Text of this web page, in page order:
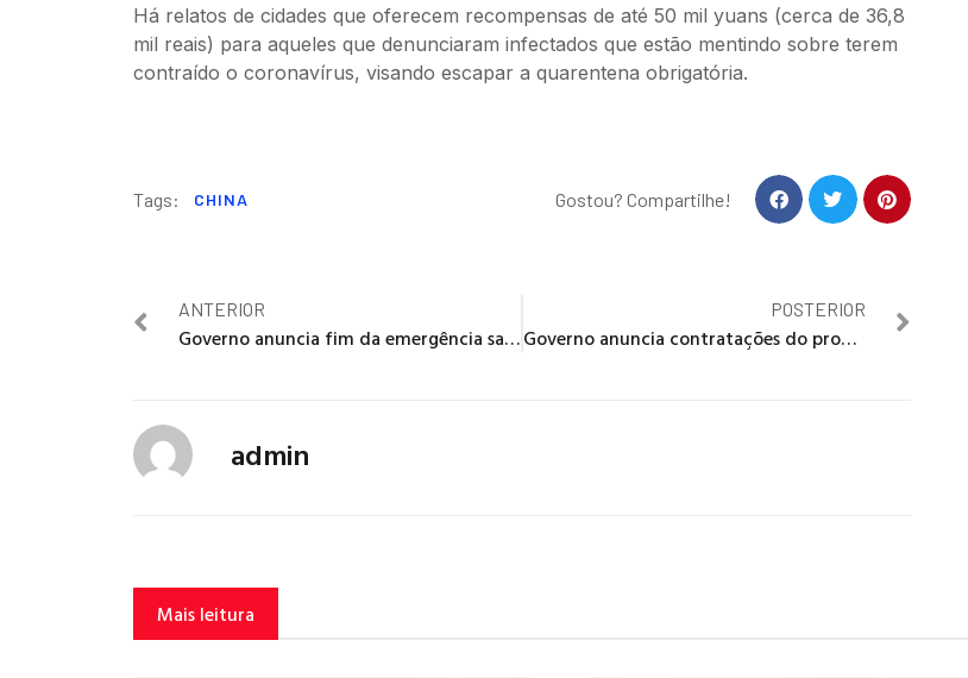
Há relatos de cidades que oferecem recompensas de até 50 mil yuans (cerca de 36,8
mil reais) para aqueles que denunciaram infectados que estão mentindo sobre terem
contraído o coronavírus, visando escapar a quarentena obrigatória.
Tags: CHINA Gostou? Compartilhe!
ANTERIOR
Governo anuncia fim da emergência sanitária por covid-19 no país
POSTERIOR
Governo anuncia contratações do programa Médicos Pelo Brasil
admin
Mais leitura